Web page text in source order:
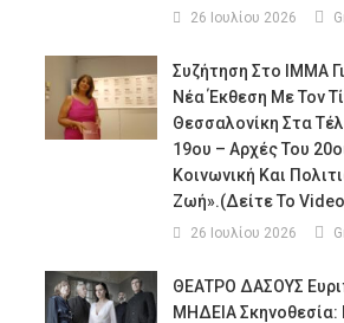
26 Ιουλίου 2026
Συζήτηση Στο ΙΜΜΑ
Νέα Έκθεση Με Τον
Θεσσαλονίκη Στα
19ου – Αρχές Του
Κοινωνική Και
Ζωή».(Δείτε Το
26 Ιουλίου 2026
ΘΕΑΤΡΟ ΔΑΣΟΥΣ
ΜΗΔΕΙΑ Σκηνοθεσία: